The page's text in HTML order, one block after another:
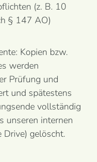
(z. B. 10
§ 147 AO)
Kopien bzw.
werden
Prüfung und
und spätestens
vollständig
unseren internen
Drive) gelöscht.